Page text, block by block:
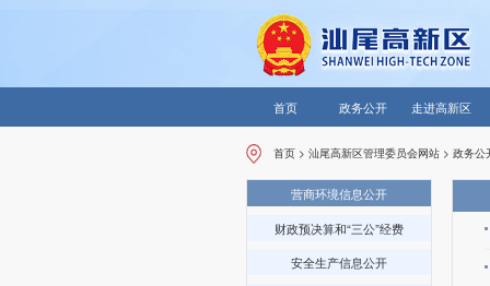
首页 政务公开 走进高新区
首页 >汕尾高新区管理委员会网站 >政务公
营商环境信息公开
财政预决算和“三公”经费
安全生产信息公开